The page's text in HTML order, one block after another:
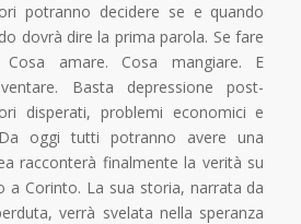
potranno decidere se e quando
dovrà dire la prima parola. Se fare
amare. Cosa mangiare. E
Basta depressione post-
disperati, problemi economici e
oggi tutti potranno avere una
racconterà finalmente la verità su
a Corinto. La sua storia, narrata da
verrà svelata nella speranza